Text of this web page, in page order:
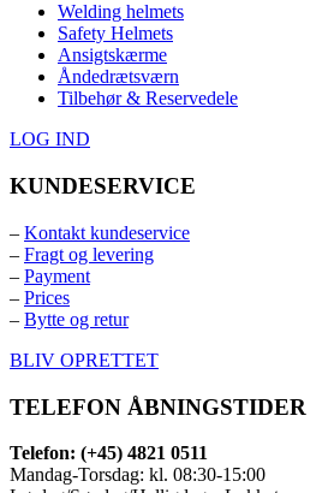
Welding helmets
Safety Helmets
Ansigtskærme
Åndedrætsværn
Tilbehør & Reservedele
LOG IND
KUNDESERVICE
– Kontakt kundeservice
– Fragt og levering
– Payment
– Prices
– Bytte og retur
BLIV OPRETTET
TELEFON ÅBNINGSTIDER
Telefon: (+45) 4821 0511
Mandag-Torsdag: kl. 08:30-15:00